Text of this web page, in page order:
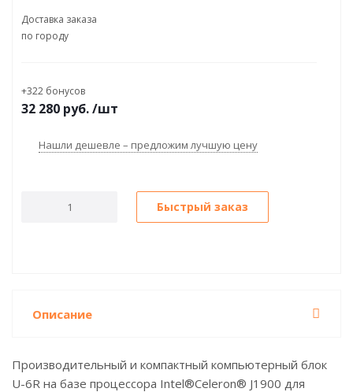
Доставка заказа
по городу
+322 бонусов
32 280 руб./шт
Нашли дешевле – предложим лучшую цену
Быстрый заказ
Описание
Производительный и компактный компьютерный блок
U-6R на базе процессора Intel®Celeron® J1900 для